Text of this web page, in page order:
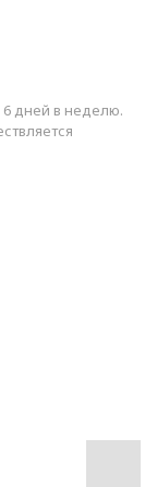
6 дней в неделю.